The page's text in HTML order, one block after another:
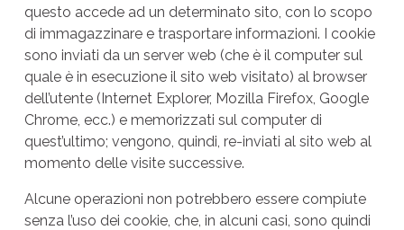
questo accede ad un determinato sito, con lo scopo
di immagazzinare e trasportare informazioni. I cookie
sono inviati da un server web (che è il computer sul
quale è in esecuzione il sito web visitato) al browser
dell’utente (Internet Explorer, Mozilla Firefox, Google
Chrome, ecc.) e memorizzati sul computer di
quest’ultimo; vengono, quindi, re-inviati al sito web al
momento delle visite successive.
Alcune operazioni non potrebbero essere compiute
senza l’uso dei cookie, che, in alcuni casi, sono quindi